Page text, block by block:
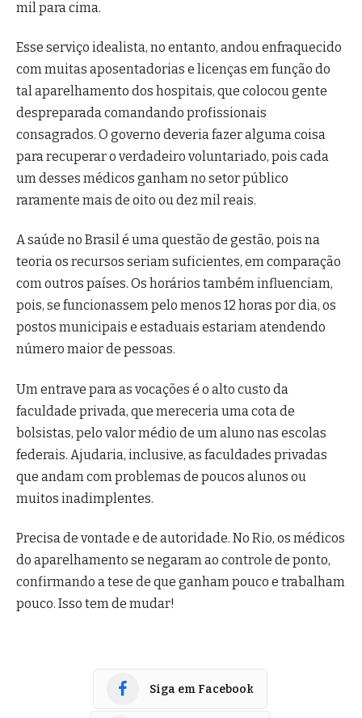
mil para cima.
Esse serviço idealista, no entanto, andou enfraquecido
com muitas aposentadorias e licenças em função do
tal aparelhamento dos hospitais, que colocou gente
despreparada comandando profissionais
consagrados. O governo deveria fazer alguma coisa
para recuperar o verdadeiro voluntariado, pois cada
um desses médicos ganham no setor público
raramente mais de oito ou dez mil reais.
A saúde no Brasil é uma questão de gestão, pois na
teoria os recursos seriam suficientes, em comparação
com outros países. Os horários também influenciam,
pois, se funcionassem pelo menos 12 horas por dia, os
postos municipais e estaduais estariam atendendo
número maior de pessoas.
Um entrave para as vocações é o alto custo da
faculdade privada, que mereceria uma cota de
bolsistas, pelo valor médio de um aluno nas escolas
federais. Ajudaria, inclusive, as faculdades privadas
que andam com problemas de poucos alunos ou
muitos inadimplentes.
Precisa de vontade e de autoridade. No Rio, os médicos
do aparelhamento se negaram ao controle de ponto,
confirmando a tese de que ganham pouco e trabalham
pouco. Isso tem de mudar!
Siga em Facebook